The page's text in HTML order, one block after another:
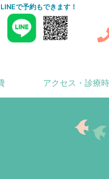
LINEで予約もできます！
アクセス・診療